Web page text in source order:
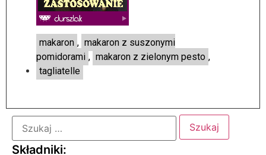
makaron , makaron z suszonymi
pomidorami , makaron z zielonym pesto ,
tagliatelle